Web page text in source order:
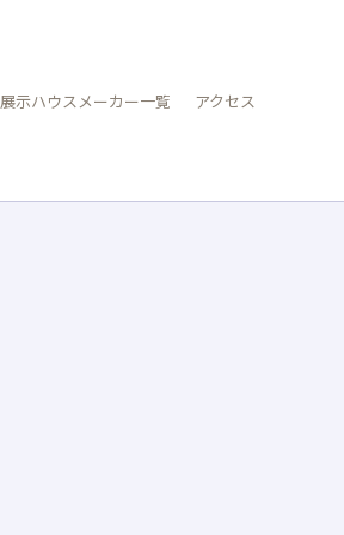
展示ハウスメーカー一覧 アクセス